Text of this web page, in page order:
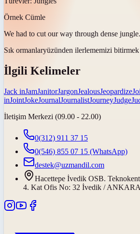
Örnek Cümle
We had to cut our way through dense jungle.
Sık ormanlaryüzünden ilerlememizi bitirmek
İlgili Kelimeler
Jack inJamJanitorJargonJealousJeopardize
inJointJokeJournalJournalistJourneyJudge
İletişim Merkezi (09.00 - 22.00)
0(312) 911 37 15
0(546) 855 07 15 (WhatsApp)
destek@uzmandil.com
Hacettepe İvedik OSB.
4. Kat Ofis No: 32 İvedik / ANKARA